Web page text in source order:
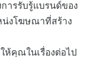
ารรับรู้แบรนด์ของ
น่งโฆษณาที่สร้าง
ห้คุณในเรื่องต่อไป